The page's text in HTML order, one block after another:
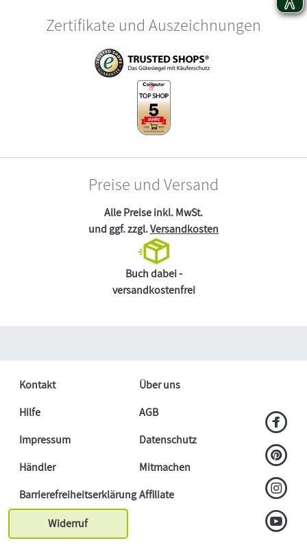
Zertifikate und Auszeichnungen
Preise und Versand
Alle Preise inkl. MwSt.
und ggf. zzgl.Versandkosten
Buch dabei -
versandkostenfrei
Kontakt
Über uns
Hilfe
AGB
Impressum
Datenschutz
Händler
Mitmachen
BarrierefreiheitserklärungAffiliate
Widerruf